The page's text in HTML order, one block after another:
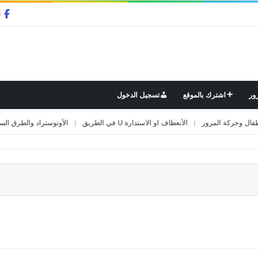
اشترك بالموقع تسجيل الدخول
وحركة المرور | الأنعطاف او الاستدارة U في الطريق | الأوتوستراد والطرق السريعة